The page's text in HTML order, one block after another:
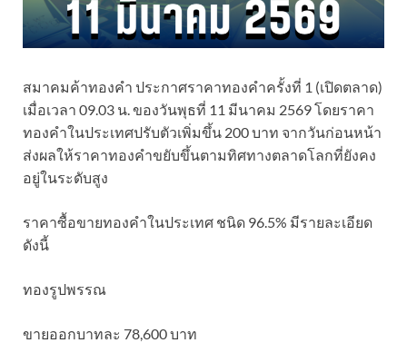
สมาคมค้าทองคำ ประกาศราคาทองคำครั้งที่ 1 (เปิดตลาด)
เมื่อเวลา 09.03 น. ของวันพุธที่ 11 มีนาคม 2569 โดยราคา
ทองคำในประเทศปรับตัวเพิ่มขึ้น 200 บาท จากวันก่อนหน้า
ส่งผลให้ราคาทองคำขยับขึ้นตามทิศทางตลาดโลกที่ยังคง
อยู่ในระดับสูง
ราคาซื้อขายทองคำในประเทศ ชนิด 96.5% มีรายละเอียด
ดังนี้
ทองรูปพรรณ
ขายออกบาทละ 78,600 บาท